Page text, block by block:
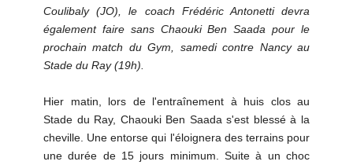
Coulibaly (JO), le coach Frédéric Antonetti devra
également faire sans Chaouki Ben Saada pour le
prochain match du Gym, samedi contre Nancy au
Stade du Ray (19h).
Hier matin, lors de l'entraînement à huis clos au
Stade du Ray, Chaouki Ben Saada s'est blessé à la
cheville. Une entorse qui l'éloignera des terrains pour
une durée de 15 jours minimum. Suite à un choc